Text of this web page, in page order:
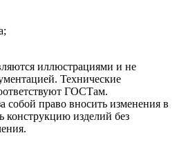
иллюстрациями и не
Технические
ГОСТам.
собой право вносить изменения в
конструкцию изделий без